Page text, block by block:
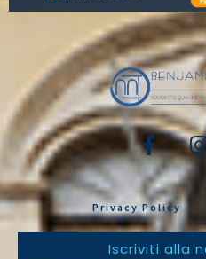
Privacy Policy
Iscriviti alla